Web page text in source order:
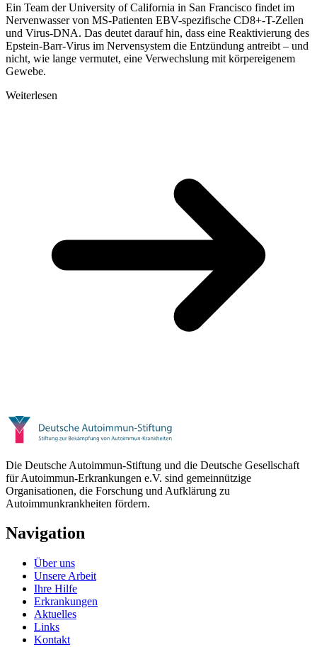
Ein Team der University of California in San Francisco findet im
Nervenwasser von MS-Patienten EBV-spezifische CD8+-T-Zellen
und Virus-DNA. Das deutet darauf hin, dass eine Reaktivierung des
Epstein-Barr-Virus im Nervensystem die Entzündung antreibt – und
nicht, wie lange vermutet, eine Verwechslung mit körpereigenem
Gewebe.
Weiterlesen
Die Deutsche Autoimmun-Stiftung und die Deutsche Gesellschaft
für Autoimmun-Erkrankungen e.V. sind gemeinnützige
Organisationen, die Forschung und Aufklärung zu
Autoimmunkrankheiten fördern.
Navigation
Über uns
Unsere Arbeit
Ihre Hilfe
Erkrankungen
Aktuelles
Links
Kontakt